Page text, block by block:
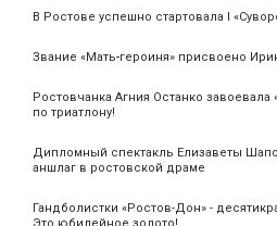
В Ростове успешно стартовала I
Звание «Мать‑героиня» присвоено
Ростовчанка Агния Останко
по триатлону!
Дипломный спектакль Елизаветы
аншлаг в ростовской драме
Гандболистки «Ростов-Дон» -
Это юбилейное золото!